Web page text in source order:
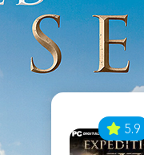
5.9